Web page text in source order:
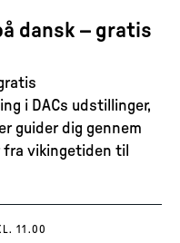
dansk – gratis
i DACs udstillinger,
guider dig gennem
vikingetiden til
11.00